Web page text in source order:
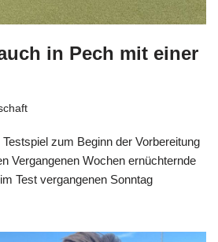
in Pech mit einer
zum Beginn der Vorbereitung
Vergangenen Wochen ernüchternde
Test vergangenen Sonntag